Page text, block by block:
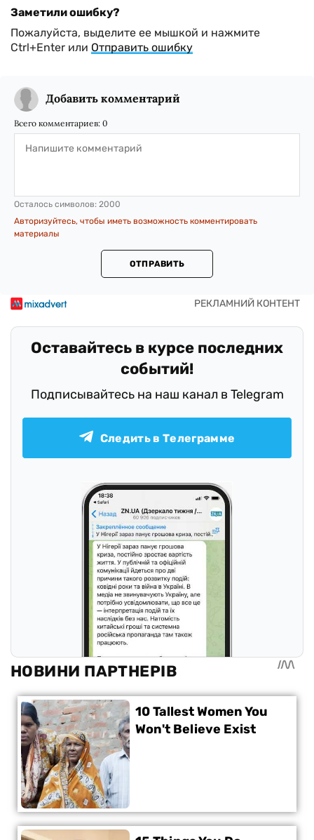
Заметили ошибку?
Пожалуйста, выделите ее мышкой и нажмите
Ctrl+Enter или Отправить ошибку
Добавить комментарий
Всего комментариев: 0
Осталось символов: 2000
Авторизуйтесь, чтобы иметь возможность комментировать
материалы
ОТПРАВИТЬ
Оставайтесь в курсе последних
событий!
Подписывайтесь на наш канал в Telegram
Следить в Телеграмме